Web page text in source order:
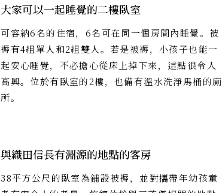
大家可以一起睡覺的二樓臥室
可容納6名的住宿，6名可在同一個房間內睡覺。被
褥有4組單人和2組雙人。若是被褥，小孩子也能一
起安心睡覺，不必擔心從床上掉下來，這點很令人
高興。位於有臥室的2樓，也備有溫水洗淨馬桶的廁
所。
與織田信長有淵源的地點的客房
38平方公尺的臥室為鋪設被褥，並對攜帶年幼孩童